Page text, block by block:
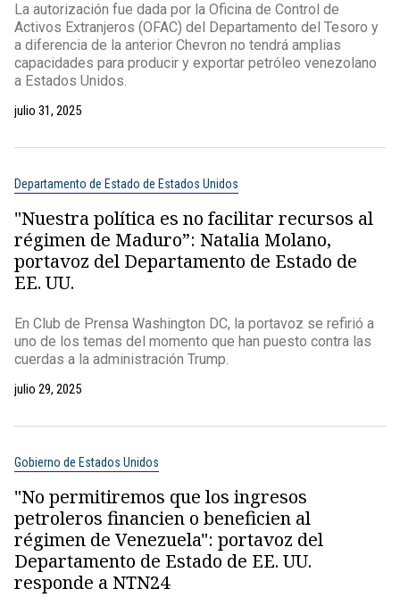
La autorización fue dada por la Oficina de Control de
Activos Extranjeros (OFAC) del Departamento del Tesoro y
a diferencia de la anterior Chevron no tendrá amplias
capacidades para producir y exportar petróleo venezolano
a Estados Unidos.
julio 31, 2025
Departamento de Estado de Estados Unidos
"Nuestra política es no facilitar recursos al
régimen de Maduro”: Natalia Molano,
portavoz del Departamento de Estado de
EE. UU.
En Club de Prensa Washington DC, la portavoz se refirió a
uno de los temas del momento que han puesto contra las
cuerdas a la administración Trump.
julio 29, 2025
Gobierno de Estados Unidos
"No permitiremos que los ingresos
petroleros financien o beneficien al
régimen de Venezuela": portavoz del
Departamento de Estado de EE. UU.
responde a NTN24